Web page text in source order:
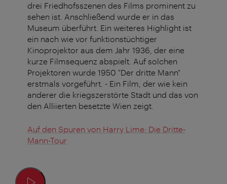
drei Friedhofsszenen des Films prominent zu
sehen ist. Anschließend wurde er in das
Museum überführt. Ein weiteres Highlight ist
ein nach wie vor funktionstüchtiger
Kinoprojektor aus dem Jahr 1936, der eine
kurze Filmsequenz abspielt. Auf solchen
Projektoren wurde 1950 "Der dritte Mann"
erstmals vorgeführt. - Ein Film, der wie kein
anderer die kriegszerstörte Stadt und das von
den Alliierten besetzte Wien zeigt.
Auf den Spuren von Harry Lime: Die Dritte-
Mann-Tour